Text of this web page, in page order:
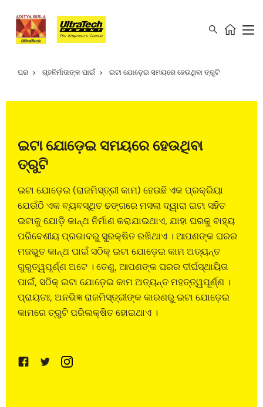
ଘର ଗୃହନିର୍ମାତାଙ୍କ ପାଇଁ ଇଟା ଯୋଡ଼େଇ ସମୟରେ ହେଉଥିବା ତ୍ରୁଟି
ଇଟା ଯୋଡ଼େଇ ସମୟରେ ହେଉଥିବା
ତ୍ରୁଟି
ଇଟା ଯୋଡ଼େଇ (ରାଜମିସ୍ତ୍ରୀ କାମ) ହେଉଛି ଏକ ପ୍ରକ୍ରିୟା
ଯେଉଁଠି ଏକ ବ୍ୟବସ୍ଥିତ ଢଙ୍ଗରେ ମସଲା ଦ୍ୱାରା ଇଟା ସହିତ
ଇଟାକୁ ଯୋଡ଼ି କାନ୍ଥ ନିର୍ମାଣ କରାଯାଇଥାଏ, ଯାହା ଘରକୁ ବାହ୍ୟ
ପରିବେଶୀୟ ପ୍ରଭାବରୁ ସୁରକ୍ଷିତ ରଖିଥାଏ । ଆପଣଙ୍କ ଘରର
ମଜଭୁତ କାନ୍ଥ ପାଇଁ ସଠିକ୍ ଇଟା ଯୋଡ଼େଇ କାମ ଅତ୍ୟନ୍ତ
ଗୁରୁତ୍ୱପୂର୍ଣ୍ଣ ଅଟେ । ତେଣୁ, ଆପଣଙ୍କ ଘରର ଦୀର୍ଘସ୍ଥାୟିତା
ପାଇଁ, ସଠିକ୍ ଇଟା ଯୋଡ଼େଇ କାମ ଅତ୍ୟନ୍ତ ମହତ୍ତ୍ୱପୂର୍ଣ୍ଣ ।
ପ୍ରାୟତଃ, ଅନଭିଜ୍ଞ ରାଜମିସ୍ତ୍ରୀଙ୍କ କାରଣରୁ ଇଟା ଯୋଡ଼େଇ
କାମରେ ତ୍ରୁଟି ପରିଲକ୍ଷିତ ହୋଇଥାଏ ।